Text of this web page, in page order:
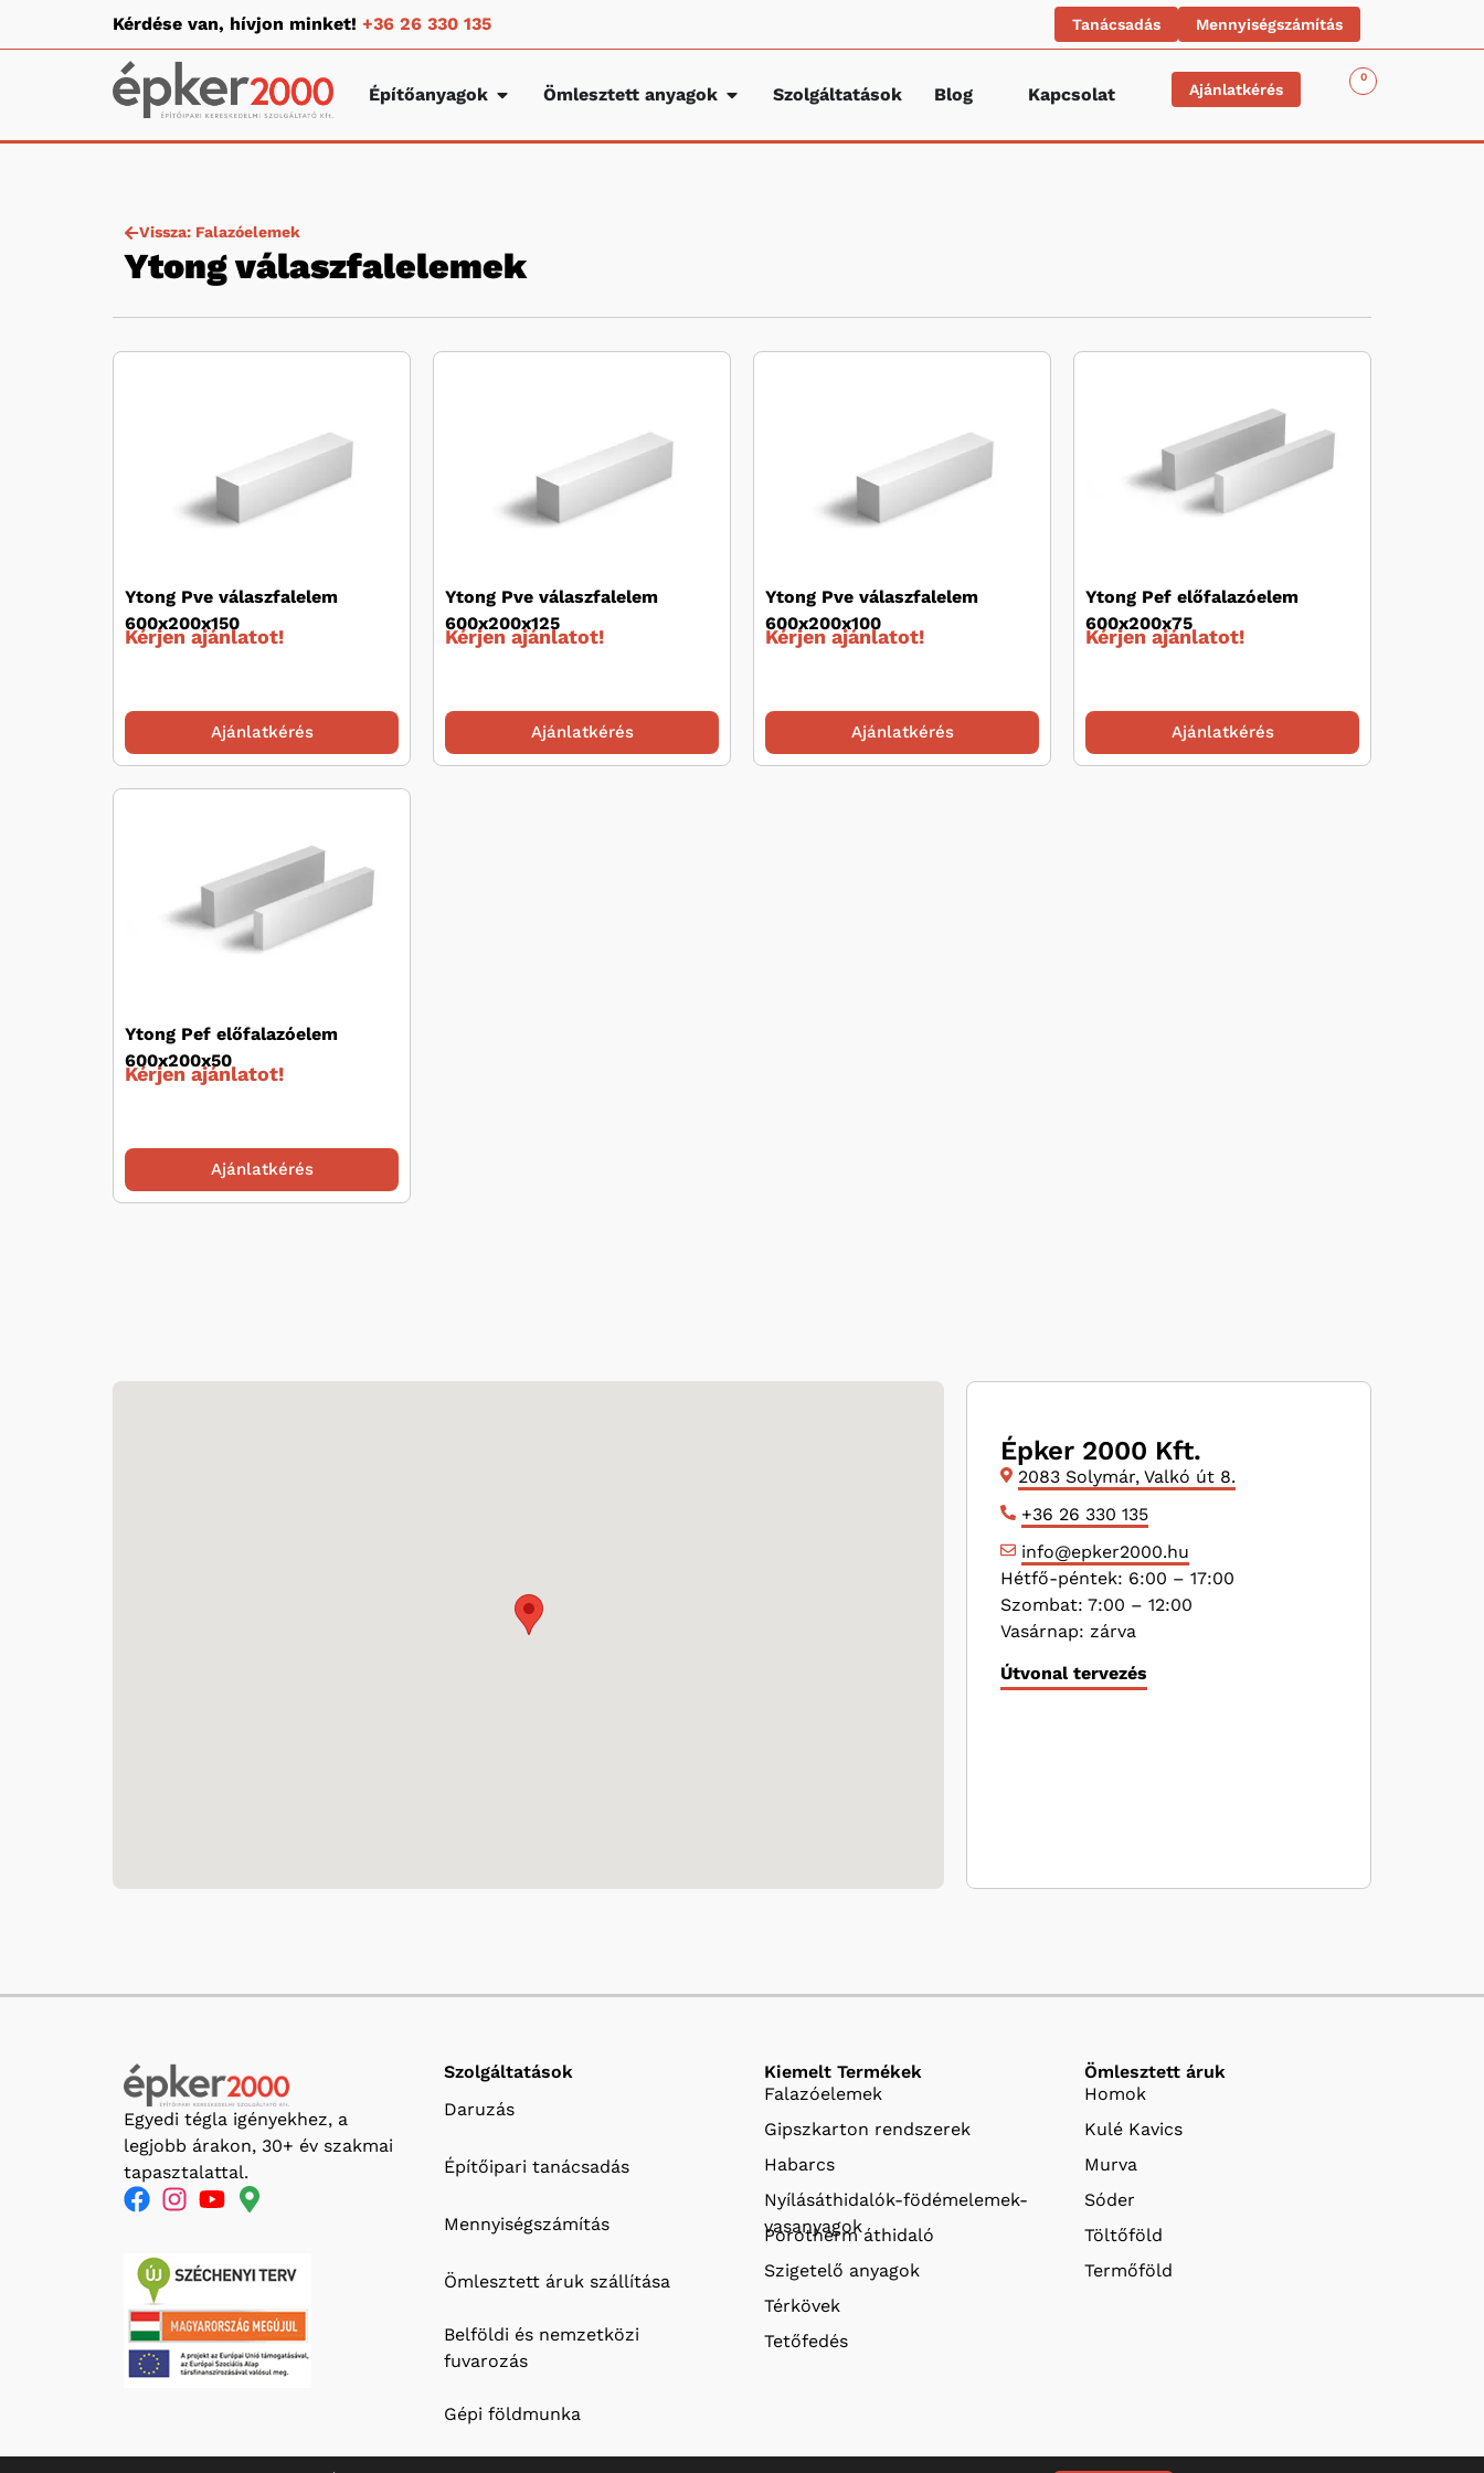
Kérdése van, hívjon minket! +36 26 330 135 Tanácsadás Mennyiségszámítás
Építőanyagok Ömlesztett anyagok Szolgáltatások Blog Kapcsolat Ajánlatkérés
0
Vissza: Falazóelemek
Ytong válaszfalelemek
Ytong Pve válaszfalelem
600x200x150
Kérjen ajánlatot!
Ajánlatkérés
Ytong Pve válaszfalelem
600x200x125
Kérjen ajánlatot!
Ajánlatkérés
Ytong Pve válaszfalelem
600x200x100
Kérjen ajánlatot!
Ajánlatkérés
Ytong Pef előfalazóelem
600x200x75
Kérjen ajánlatot!
Ajánlatkérés
Ytong Pef előfalazóelem
600x200x50
Kérjen ajánlatot!
Ajánlatkérés
Épker 2000 Kft.
2083 Solymár, Valkó út 8.
+36 26 330 135
info@epker2000.hu
Hétfő-péntek: 6:00 – 17:00
Szombat: 7:00 – 12:00
Vasárnap: zárva
Útvonal tervezés
Egyedi tégla igényekhez, a
legjobb árakon, 30+ év szakmai
tapasztalattal.
Szolgáltatások
Daruzás
Építőipari tanácsadás
Mennyiségszámítás
Ömlesztett áruk szállítása
Belföldi és nemzetközi
fuvarozás
Gépi földmunka
Kiemelt Termékek
Falazóelemek
Gipszkarton rendszerek
Habarcs
Nyílásáthidalók-födémelemek-
vasanyagok
Porotherm áthidaló
Szigetelő anyagok
Térkövek
Tetőfedés
Ömlesztett áruk
Homok
Kulé Kavics
Murva
Sóder
Töltőföld
Termőföld